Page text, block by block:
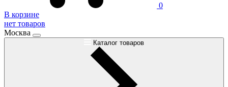
0
В корзине
нет товаров
Москва
Каталог товаров